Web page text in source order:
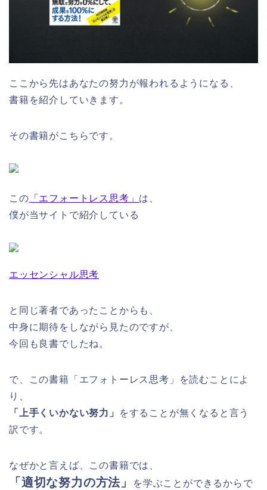
ここから先はあなたの努力が報われるようになる、
書籍を紹介していきます。
その書籍がこちらです。
この 「エフォートレス思考」 は、
僕が当サイトで紹介している
エッセンシャル思考
と同じ著者であったことからも、
中身に期待をしながら見たのですが、
今回も良書でしたね。
で、この書籍「エフォトーレス思考」を読むことによ
り、
「上手くいかない努力」
をすることが無くなると言う
訳です。
なぜかと言えば、この書籍では、
「適切な努力の方法」
を学ぶことができるからで